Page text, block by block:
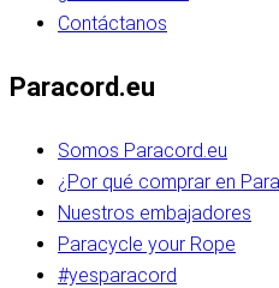
Contáctanos
Paracord.eu
Somos Paracord.eu
¿Por qué comprar en
Nuestros embajadores
Paracycle your Rope
#yesparacord